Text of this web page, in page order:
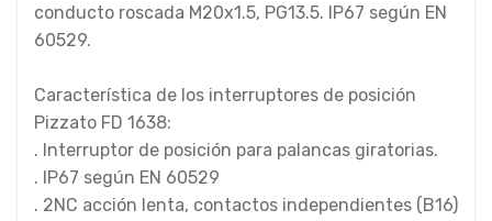
conducto roscada M20x1.5, PG13.5. IP67 según EN
60529.
Característica de los interruptores de posición
Pizzato FD 1638:
. Interruptor de posición para palancas giratorias.
. IP67 según EN 60529
. 2NC acción lenta, contactos independientes (B16)